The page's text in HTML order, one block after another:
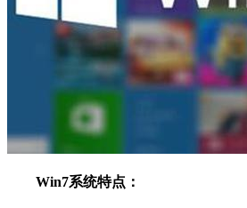
Win7系统特点：